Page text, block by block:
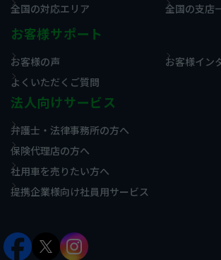
全国の対応エリア 全国の支店
お客様サポート
お客様の声
お客様イン
よくいただくご質問
法人向けサービス
弁護士・法律事務所の方へ
保険代理店の方へ
社用車を売りたい方へ
提携企業様向け社員用サービス